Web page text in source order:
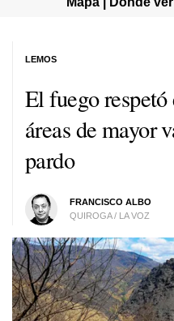
El fuego
áreas de mayor
pardo
FRANCISCO ALBO
QUIROGA / LA VOZ
LEMOS